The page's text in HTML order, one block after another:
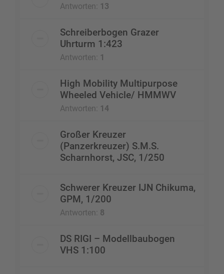
Antworten: 13
Schreiberbogen Grazer
Uhrturm 1:423
Antworten: 1
High Mobility Multipurpose
Wheeled Vehicle/ HMMWV
Antworten: 14
Großer Kreuzer
(Panzerkreuzer) S.M.S.
Scharnhorst, JSC, 1/250
Schwerer Kreuzer IJN Chikuma,
GPM, 1/200
Antworten: 8
DS RIGI – Modellbaubogen
VHS 1:100